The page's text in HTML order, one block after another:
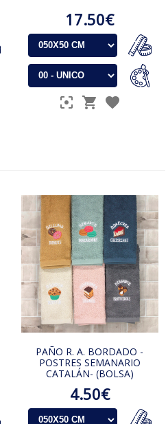
17.50€
PAÑO R. A. BORDADO -
POSTRES SEMANARIO
CATALÁN- (BOLSA)
4.50€